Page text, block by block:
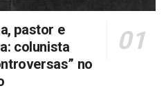
pastor e
colunista
no